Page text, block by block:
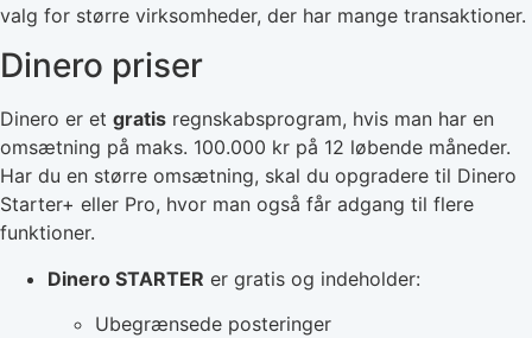
valg for større virksomheder, der har mange transaktioner.
Dinero priser
Dinero er et gratis regnskabsprogram, hvis man har en
omsætning på maks. 100.000 kr på 12 løbende måneder.
Har du en større omsætning, skal du opgradere til Dinero
Starter+ eller Pro, hvor man også får adgang til flere
funktioner.
Dinero STARTER er gratis og indeholder:
Ubegrænsede posteringer